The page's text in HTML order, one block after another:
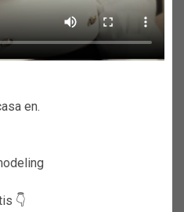
en.
👇